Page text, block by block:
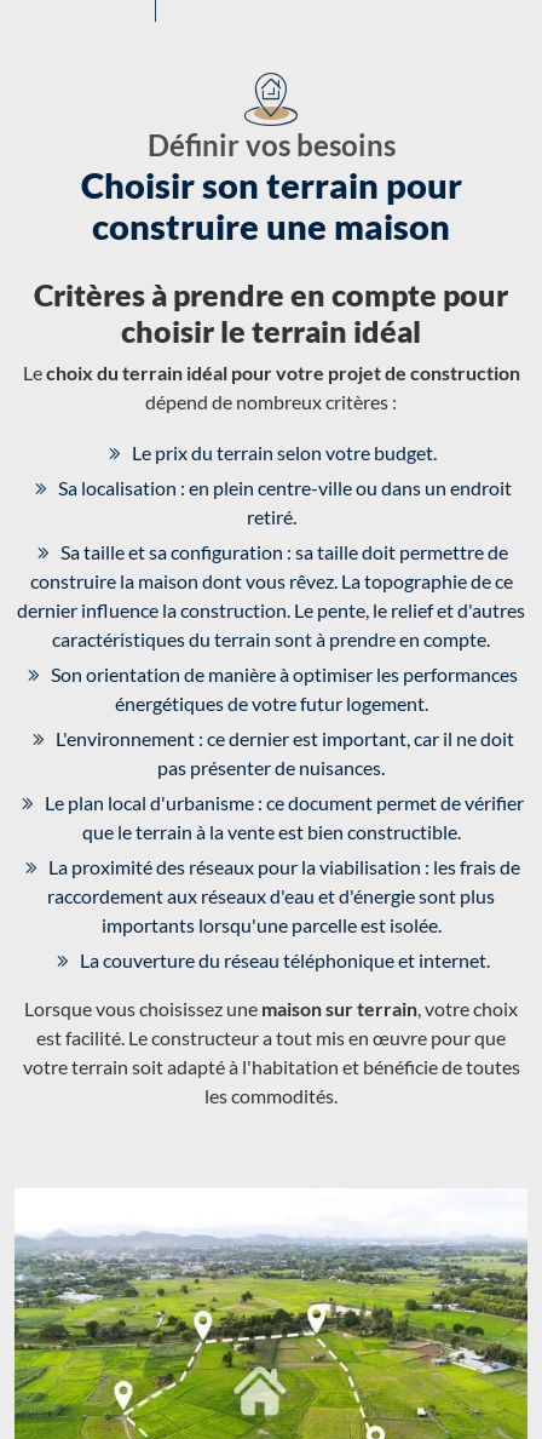
Définir vos besoins
Choisir son terrain pour
construire une maison
Critères à prendre en compte pour
choisir le terrain idéal
Lechoix du terrain idéal pour votre projet de construction
dépend de nombreux critères :
Le prix du terrain selon votre budget.
Sa localisation : en plein centre-ville ou dans un endroit
retiré.
Sa taille et sa configuration : sa taille doit permettre de
construire la maison dont vous rêvez. La topographie de ce
dernier influence la construction. Le pente, le relief et d'autres
caractéristiques du terrain sont à prendre en compte.
Son orientation de manière à optimiser les performances
énergétiques de votre futur logement.
L'environnement : ce dernier est important, car il ne doit
pas présenter de nuisances.
Le plan local d'urbanisme : ce document permet de vérifier
que le terrain à la vente est bien constructible.
La proximité des réseaux pour la viabilisation : les frais de
raccordement aux réseaux d'eau et d'énergie sont plus
importants lorsqu'une parcelle est isolée.
La couverture du réseau téléphonique et internet.
Lorsque vous choisissez une maison sur terrain , votre choix
est facilité. Le constructeur a tout mis en œuvre pour que
votre terrain soit adapté à l'habitation et bénéficie de toutes
les commodités.